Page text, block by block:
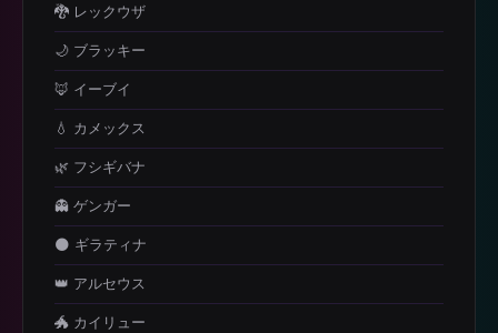
🐉 レックウザ
🌙 ブラッキー
🦊 イーブイ
💧 カメックス
🌿 フシギバナ
👻 ゲンガー
🌑 ギラティナ
👑 アルセウス
🐲 カイリュー